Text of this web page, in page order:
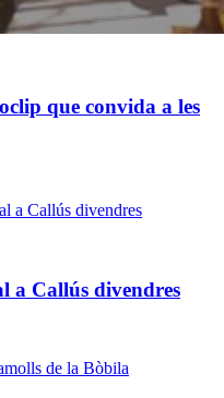
que convida a les
a Callús divendres